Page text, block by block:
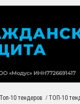
Топ-10 тендеров /ТОП-10